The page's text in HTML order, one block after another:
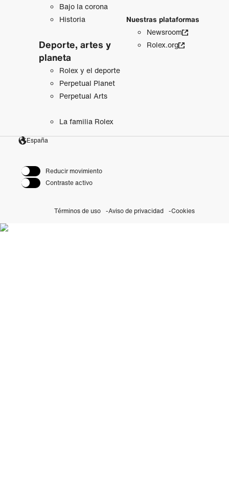
Bajo la corona
Historia
Deporte, artes y
planeta
Rolex y el deporte
Perpetual Planet
Perpetual Arts
La familia Rolex
Nuestras plataformas
Newsroom
Rolex.org
España
Reducir movimiento
Contraste activo
Términos de uso Aviso de privacidad Cookies